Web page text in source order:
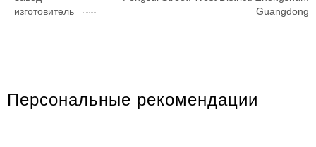
изготовитель
Guangdong
Персональные рекомендации